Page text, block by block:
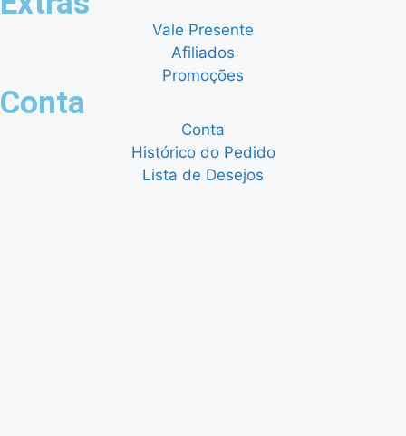
Vale Presente
Afiliados
Promoções
Conta
Conta
Histórico do Pedido
Lista de Desejos